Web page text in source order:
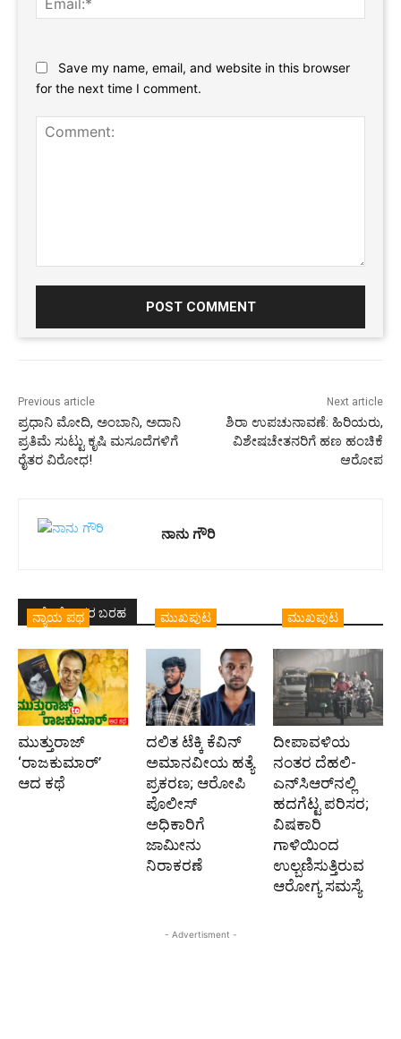
Save my name, email, and website in this browser
for the next time I comment.
Previous article
ಪ್ರಧಾನಿ ಮೋದಿ, ಅಂಬಾನಿ, ಅದಾನಿ
ಪ್ರತಿಮೆ ಸುಟ್ಟು ಕೃಷಿ ಮಸೂದೆಗಳಿಗೆ
ರೈತರ ವಿರೋಧ!
Next article
ಶಿರಾ ಉಪಚುನಾವಣೆ: ಹಿರಿಯರು,
ವಿಶೇಷಚೇತನರಿಗೆ ಹಣ ಹಂಚಿಕೆ
ಆರೋಪ
ನಾನು ಗೌರಿ
ಇದೇ ಲೇಖಕರ ಬರಹ
ನ್ಯಾಯ ಪಥ
ಮುತ್ತುರಾಜ್
‘ರಾಜಕುಮಾರ್‍’
ಆದ ಕಥೆ
ಮುಖಪುಟ
ದಲಿತ ಟೆಕ್ಕಿ ಕೆವಿನ್
ಅಮಾನವೀಯ ಹತ್ಯೆ
ಪ್ರಕರಣ; ಆರೋಪಿ
ಪೊಲೀಸ್‌
ಅಧಿಕಾರಿಗೆ
ಜಾಮೀನು
ನಿರಾಕರಣೆ
ಮುಖಪುಟ
ದೀಪಾವಳಿಯ
ನಂತರ ದೆಹಲಿ-
ಎನ್‌ಸಿಆರ್‌ನಲ್ಲಿ
ಹದಗೆಟ್ಟ ಪರಿಸರ;
ವಿಷಕಾರಿ
ಗಾಳಿಯಿಂದ
ಉಲ್ಬಣಿಸುತ್ತಿರುವ
ಆರೋಗ್ಯ ಸಮಸ್ಯೆ
- Advertisment -